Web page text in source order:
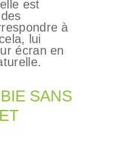
est
à
lui
écran en
SANS